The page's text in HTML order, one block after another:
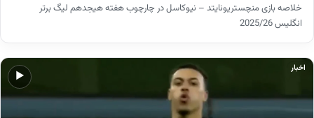
خلاصه بازی منچستریونایتد – نیوکاسل در چارچوب هفته هیجدهم لیگ برتر
انگلیس 2025/26
▶
اخبار